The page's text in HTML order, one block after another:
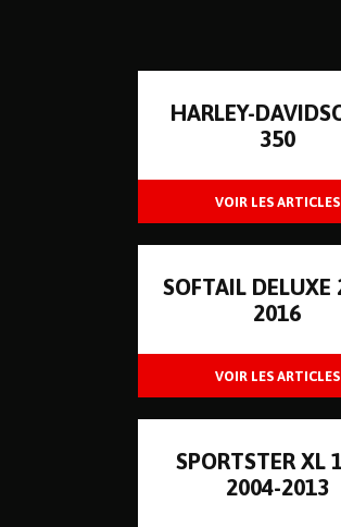
HARLEY-
350
SOFTAIL DELUXE
2016
SPORTSTER XL
2004-2013